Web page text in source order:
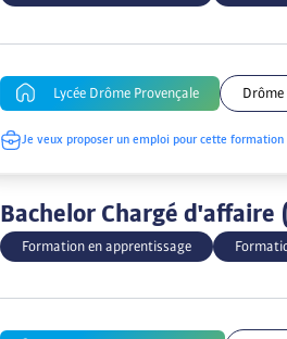
Lycée Drôme Provençale Drôme
Je veux proposer un emploi pour cette formation
Bachelor Chargé d'affaire
Formation en apprentissage